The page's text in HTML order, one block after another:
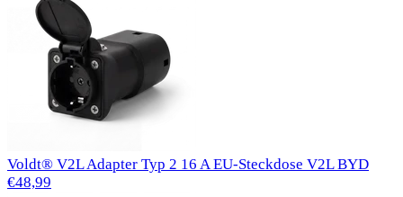
Voldt® V2L Adapter Typ 2 16 A EU-Steckdose V2L BYD
€48,99